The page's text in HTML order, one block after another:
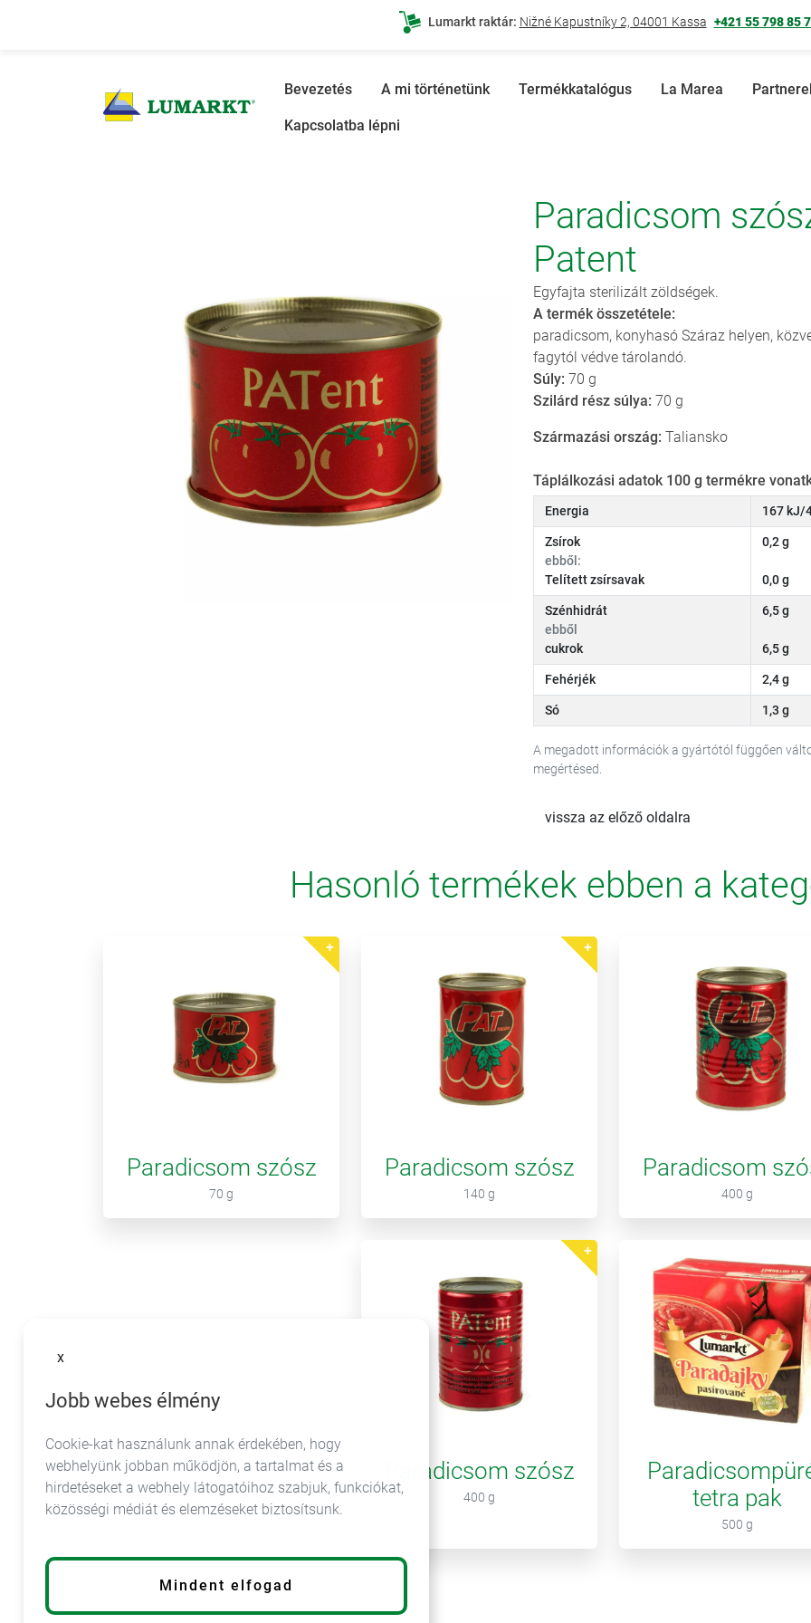
Lumarkt raktár: Nižné Kapustníky 2, 04001 Kassa +421 55 798 85
Bevezetés A mi történetünk Termékkatalógus La Marea
Kapcsolatba lépni
+421 55 798 28
Paradicsom
Patent
Egyfajta sterilizált zöldségek.
A termék összetétele:
paradicsom, konyhasó Száraz helyen,
fagytól védve tárolandó.
Súly: 70 g
Szilárd rész súlya: 70 g
Származási ország: Taliansko
Táplálkozási adatok 100 g termékre
Energia 167 kJ/
Zsírok
ebből:
Telített zsírsavak
0,2 g
0,0 g
Szénhidrát
ebből
cukrok
6,5 g
6,5 g
Fehérjék 2,4 g
Só 1,3 g
A megadott információk a gyártótól függően
megértésed.
vissza az előző oldalra
Hasonló termékek ebben a
Paradicsom szósz
70 g
Paradicsom szósz
140 g
Paradicsom
400 g
Paradicsom szósz
400 g
tetra pak
500 g
x
Jobb webes élmény
Cookie-kat használunk annak érdekében, hogy
webhelyünk jobban működjön, a tartalmat és a
hirdetéseket a webhely látogatóihoz szabjuk, funkciókat,
közösségi médiát és elemzéseket biztosítsunk.
Mindent elfogad